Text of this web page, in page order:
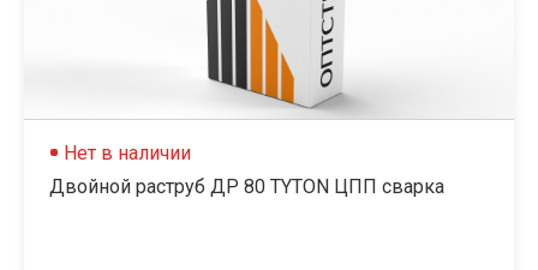
Нет в наличии
Двойной раструб ДР 80 TYTON ЦПП сварка